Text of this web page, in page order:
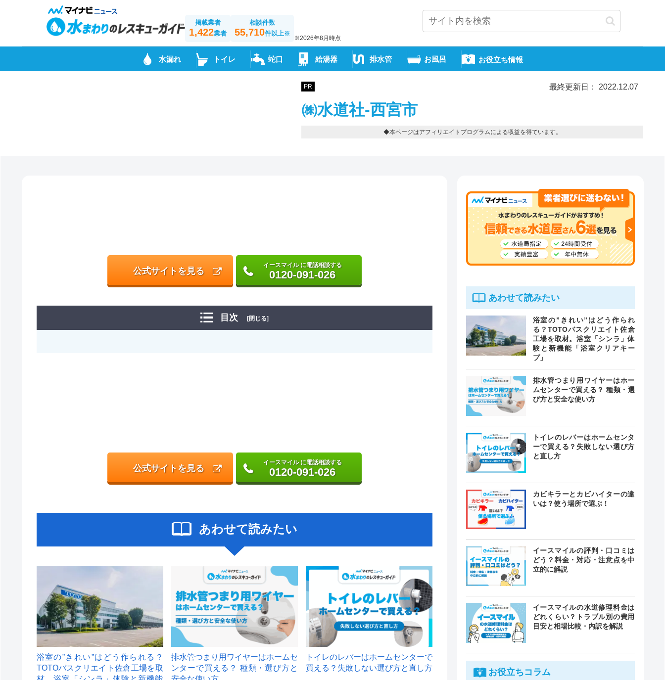
掲載業者
1,422業者
相談件数
55,710件以上※
※2026年8月時点
水漏れ トイレ 蛇口 給湯器 排水管 お風呂 お役立ち情報
PR 最終更新日： 2022.12.07
㈱水道社-西宮市
◆本ページはアフィリエイトプログラムによる収益を得ています。
公式サイトを見る
イースマイル に電話相談する
0120-091-026
目次 [閉じる]
公式サイトを見る
イースマイル に電話相談する
0120-091-026
あわせて読みたい
浴室の”きれい”はどう作られる？
TOTOバスクリエイト佐倉工場を取
排水管つまり用ワイヤーはホームセ
ンターで買える？ 種類・選び方と
トイレのレバーはホームセンターで
買える？失敗しない選び方と直し方
あわせて読みたい
浴室の”きれい”はどう作られ
る？TOTOバスクリエイト佐倉
工場を取材。浴室「シンラ」体
験と新機能「浴室クリアキー
プ」
排水管つまり用ワイヤーはホー
ムセンターで買える？ 種類・選
び方と安全な使い方
トイレのレバーはホームセンタ
ーで買える？失敗しない選び方
と直し方
カビキラーとカビハイターの違
いは？使う場所で選ぶ！
イースマイルの評判・口コミは
どう？料金・対応・注意点を中
立的に解説
イースマイルの水道修理料金は
どれくらい？トラブル別の費用
目安と相場比較・内訳を解説
お役立ちコラム